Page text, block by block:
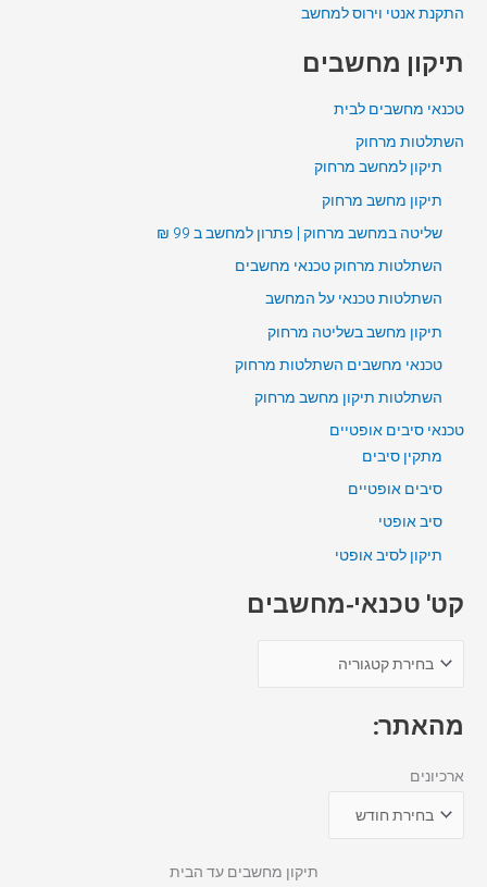
התקנת אנטי וירוס למחשב
תיקון מחשבים
טכנאי מחשבים לבית
השתלטות מרחוק
תיקון למחשב מרחוק
תיקון מחשב מרחוק
שליטה במחשב מרחוק | פתרון למחשב ב 99 ₪
השתלטות מרחוק טכנאי מחשבים
השתלטות טכנאי על המחשב
תיקון מחשב בשליטה מרחוק
טכנאי מחשבים השתלטות מרחוק
השתלטות תיקון מחשב מרחוק
טכנאי סיבים אופטיים
מתקין סיבים
סיבים אופטיים
סיב אופטי
תיקון לסיב אופטי
קט' טכנאי-מחשבים
מהאתר:
ארכיונים
תיקון מחשבים עד הבית